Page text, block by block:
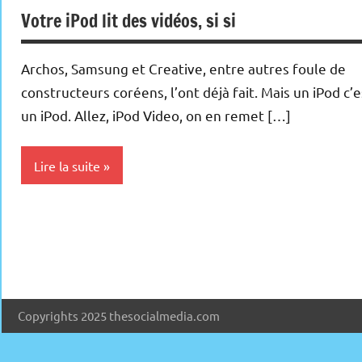
Votre iPod lit des vidéos, si si
Archos, Samsung et Creative, entre autres foule de
constructeurs coréens, l’ont déjà fait. Mais un iPod
un iPod. Allez, iPod Video, on en remet […]
Lire la suite
Copyrights 2025 thesocialmedia.com